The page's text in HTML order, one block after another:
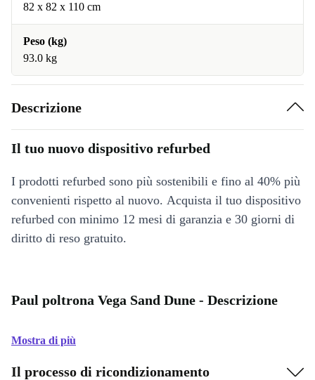
82 x 82 x 110 cm
Peso (kg)
93.0 kg
Descrizione
Il tuo nuovo dispositivo refurbed
I prodotti refurbed sono più sostenibili e fino al 40% più
convenienti rispetto al nuovo. Acquista il tuo dispositivo
refurbed con minimo 12 mesi di garanzia e 30 giorni di
diritto di reso gratuito.
Paul poltrona Vega Sand Dune - Descrizione
Mostra di più
Il processo di ricondizionamento